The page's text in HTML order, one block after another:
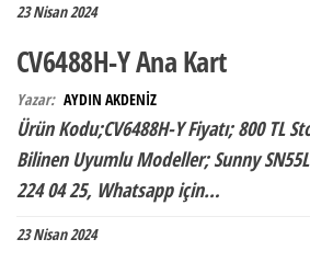
23 Nisan 2024
CV6488H-Y Ana Kart
Yazar: AYDIN AKDENİZ
Ürün Kodu;CV6488H-Y Fiyatı; 800 TL
Bilinen Uyumlu Modeller; Sunny
224 04 25, Whatsapp için…
23 Nisan 2024